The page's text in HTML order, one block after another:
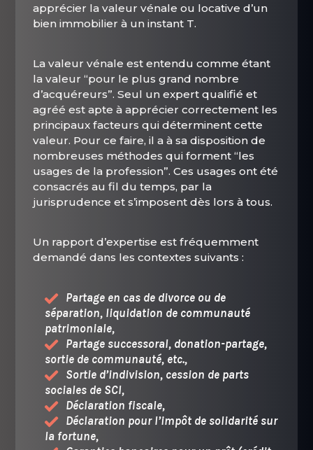
apprécier la valeur vénale ou locative d’un
bien immobilier à un instant T.
La valeur vénale est entendu comme étant
la valeur “pour le plus grand nombre
d’acquéreurs”. Seul un expert qualifié et
agréé est apte à apprécier correctement les
principaux facteurs qui déterminent cette
valeur. Pour ce faire, il a à sa disposition de
nombreuses méthodes qui forment “les
usages de la profession”. Ces usages ont été
consacrés au fil du temps, par la
jurisprudence et s’imposent dès lors à tous.
Un rapport d’expertise est fréquemment
demandé dans les contextes suivants :
Partage en cas de divorce ou de
séparation, liquidation de communauté
patrimoniale,
Partage successoral, donation-partage,
sortie de communauté, etc.,
Sortie d’indivision, cession de parts
sociales de SCI,
Déclaration fiscale,
Déclaration pour l’impôt de solidarité sur
la fortune,